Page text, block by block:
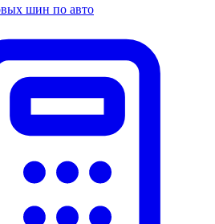
шин по авто